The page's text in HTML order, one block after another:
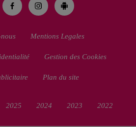
Mentions Legales
Gestion des Cookies
Plan du site
2025 2024 2023 2022